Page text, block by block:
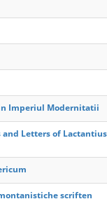
Imperiul Modernitatii
Letters of
scriften